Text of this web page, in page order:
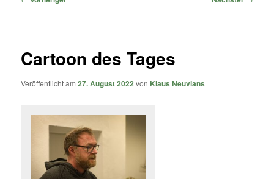
Cartoon des Tages
Veröffentlicht am27. August 2022von Klaus Neuvians